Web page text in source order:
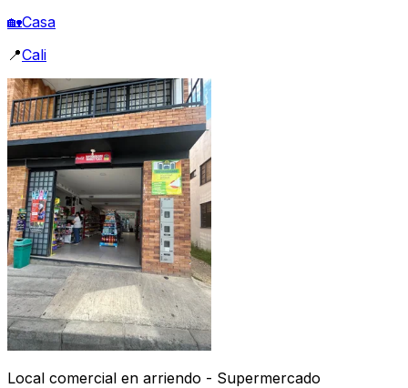
🏡Casa
📍Cali
Local comercial en arriendo - Supermercado